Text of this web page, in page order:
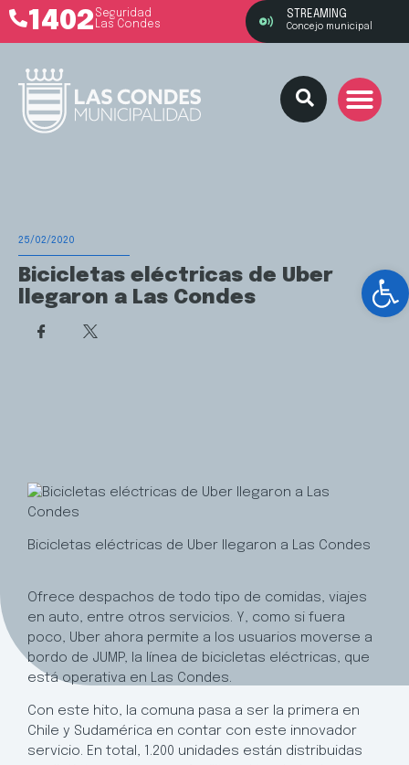
1402 Seguridad
Las Condes
STREAMING
Concejo municipal
25/02/2020
Bicicletas eléctricas de Uber
llegaron a Las Condes
Bicicletas eléctricas de Uber llegaron a Las Condes
Ofrece despachos de todo tipo de comidas, viajes
en auto, entre otros servicios. Y, como si fuera
poco, Uber ahora permite a los usuarios moverse a
bordo de JUMP, la línea de bicicletas eléctricas, que
está operativa en Las Condes.
Con este hito, la comuna pasa a ser la primera en
Chile y Sudamérica en contar con este innovador
servicio. En total, 1.200 unidades están distribuidas